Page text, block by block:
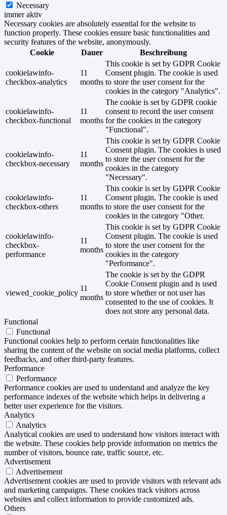
Necessary
immer aktiv
Necessary cookies are absolutely essential for the website to
function properly. These cookies ensure basic functionalities and
security features of the website, anonymously.
Cookie
Dauer Beschreibung
cookielawinfo-
checkbox-analytics
11
months
This cookie is set by GDPR Cookie
Consent plugin. The cookie is used
to store the user consent for the
cookies in the category "Analytics".
cookielawinfo-
checkbox-functional
11
months
The cookie is set by GDPR cookie
consent to record the user consent
for the cookies in the category
"Functional".
cookielawinfo-
checkbox-necessary
11
months
This cookie is set by GDPR Cookie
Consent plugin. The cookies is used
to store the user consent for the
cookies in the category
"Necessary".
cookielawinfo-
checkbox-others
11
months
This cookie is set by GDPR Cookie
Consent plugin. The cookie is used
to store the user consent for the
cookies in the category "Other.
cookielawinfo-
checkbox-
performance
11
months
This cookie is set by GDPR Cookie
Consent plugin. The cookie is used
to store the user consent for the
cookies in the category
"Performance".
viewed_cookie_policy
11
months
The cookie is set by the GDPR
Cookie Consent plugin and is used
to store whether or not user has
consented to the use of cookies. It
does not store any personal data.
Functional
Functional
Functional cookies help to perform certain functionalities like
sharing the content of the website on social media platforms, collect
feedbacks, and other third-party features.
Performance
Performance
Performance cookies are used to understand and analyze the key
performance indexes of the website which helps in delivering a
better user experience for the visitors.
Analytics
Analytics
Analytical cookies are used to understand how visitors interact with
the website. These cookies help provide information on metrics the
number of visitors, bounce rate, traffic source, etc.
Advertisement
Advertisement
Advertisement cookies are used to provide visitors with relevant ads
and marketing campaigns. These cookies track visitors across
websites and collect information to provide customized ads.
Others